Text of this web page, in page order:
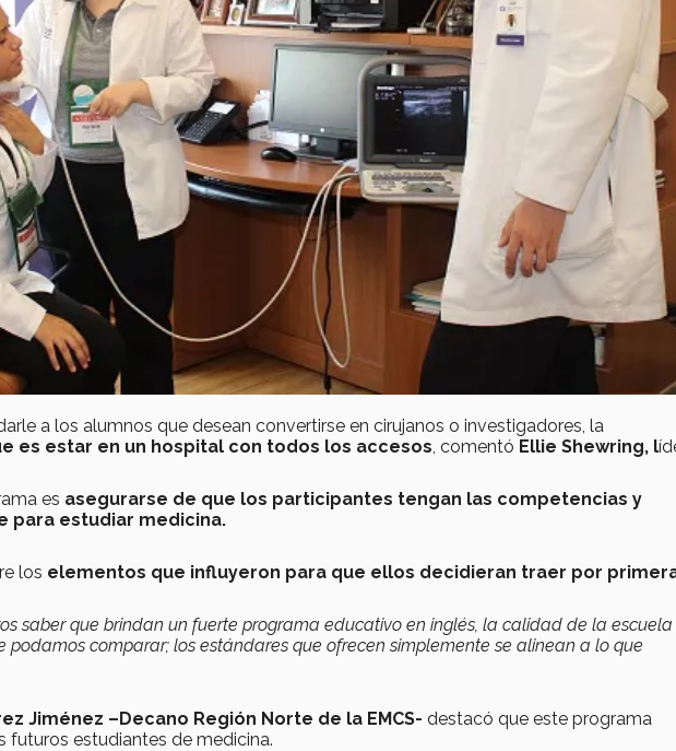
a los alumnos que desean convertirse en cirujanos o investigadores, la
es estar en un hospital con todos los accesos, comentó Ellie Shewring, l
es asegurarse de que los participantes tengan las competencias y
para estudiar medicina.
los elementos que influyeron para que ellos decidieran traer por
saber que brindan un fuerte programa educativo en inglés, la calidad de la
podamos comparar; los estándares que ofrecen simplemente se alinean a lo que
Jiménez –Decano Región Norte de la EMCS- destacó que este programa
futuros estudiantes de medicina.